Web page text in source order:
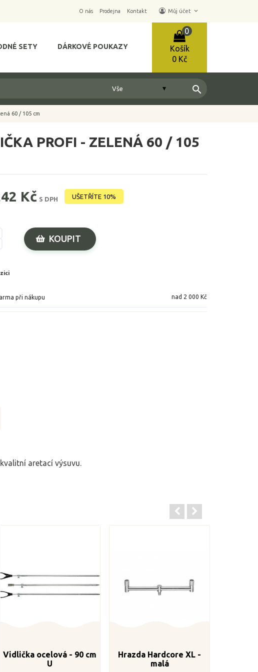
O nás Prodejna Kontakt Můj účet keyboard_arrow_down
Košík
0
0 Kč
SETY DÁRKOVÉ POUKAZY
search
60 / 105 cm
PROFI - ZELENÁ 60 / 105
Kč S DPH UŠETŘÍTE 10%
KOUPIT
při nákupu nad 2 000 Kč
aretací výsuvu.
Vidlička ocelová - 90 cm
U
Hrazda Hardcore XL -
malá